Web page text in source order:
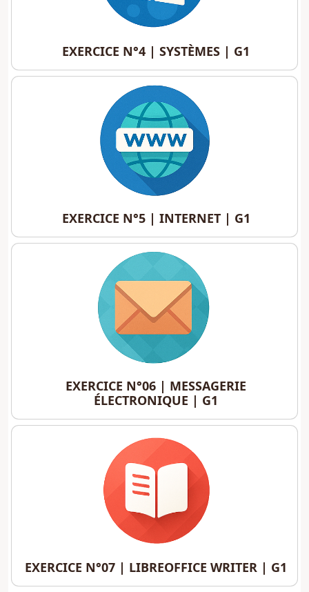
EXERCICE N°4 | SYSTÈMES | G1
EXERCICE N°4 | SYSTÈMES | G1
EXERCICE N°5 | INTERNET | G1
EXERCICE N°5 | INTERNET | G1
EXERCICE N°06 | MESSAGERIE ÉLECTRONIQUE
EXERCICE N°06 | MESSAGERIE
ÉLECTRONIQUE | G1
EXERCICE N°07 | LIBREOFFICE WRITER | G1
EXERCICE N°07 | LIBREOFFICE WRITER | G1